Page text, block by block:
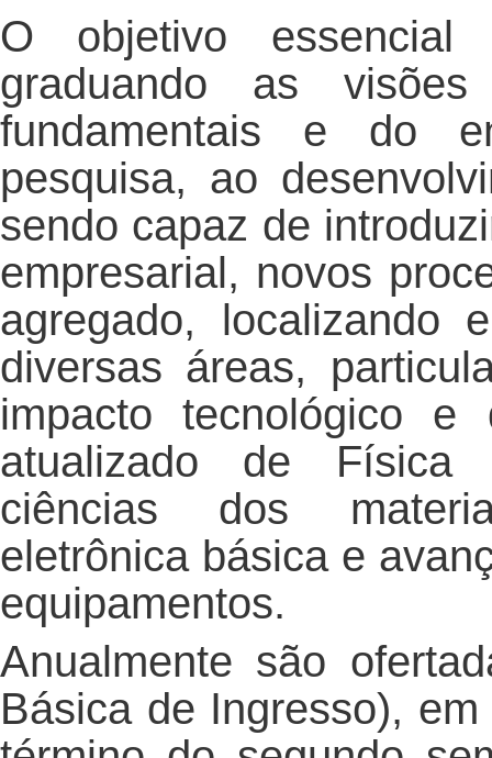
O objetivo
graduando as
fundamentais e do
pesquisa, ao
sendo capaz de
empresarial, novos
agregado, localizando
diversas áreas,
impacto tecnológico e
atualizado de Física
ciências dos
eletrônica básica e
equipamentos.
Anualmente são
Básica de Ingresso),